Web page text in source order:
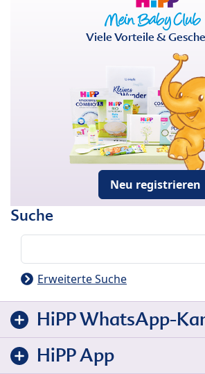
Viele Vorteile &
Neu registrieren
Suche
Erweiterte Suche
HiPP WhatsApp-
HiPP App